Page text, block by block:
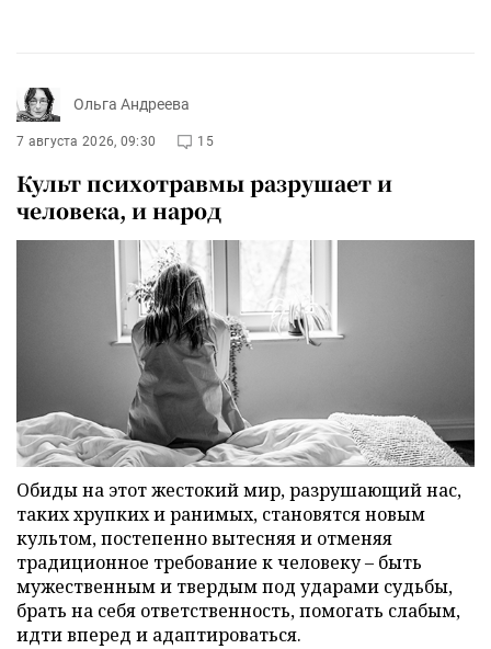
Ольга Андреева
7 августа 2026, 09:30 15
Культ психотравмы разрушает и
человека, и народ
Обиды на этот жестокий мир, разрушающий нас,
таких хрупких и ранимых, становятся новым
культом, постепенно вытесняя и отменяя
традиционное требование к человеку – быть
мужественным и твердым под ударами судьбы,
брать на себя ответственность, помогать слабым,
идти вперед и адаптироваться.